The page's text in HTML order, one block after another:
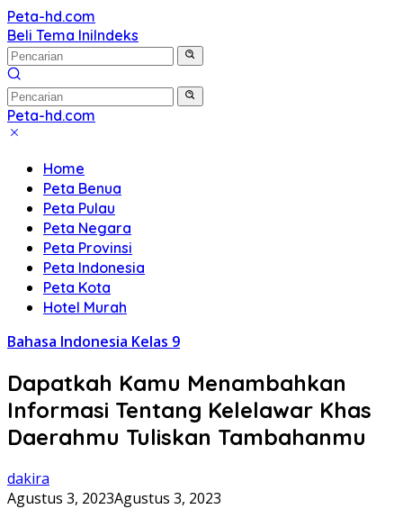
Langsung
ke
konten
Peta-hd.com
Kumpulan
Gambar
Peta
HD
Beli Tema IniIndeks
Peta-hd.com
Kumpulan
Peta
HD
Home
Peta Benua
Peta Pulau
Peta Negara
Peta Provinsi
Peta Indonesia
Peta Kota
Hotel Murah
Bahasa Indonesia Kelas 9
Dapatkah Kamu Menambahkan
Informasi Tentang Kelelawar Khas
Daerahmu Tuliskan Tambahanmu
dakira
Agustus 3, 2023Agustus 3, 2023